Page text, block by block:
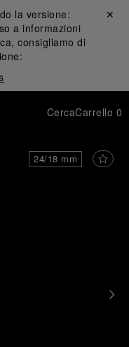
la versione:
a informazioni
consigliamo di
Chiudi ✕
CercaCarrello 0
24/18 mm